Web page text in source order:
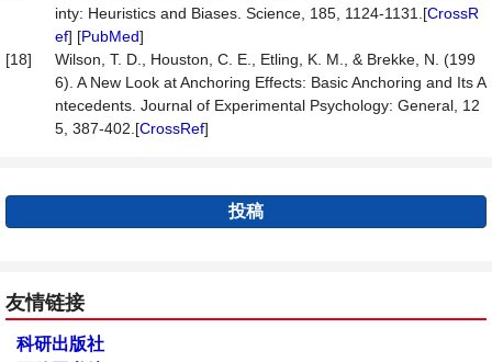
inty: Heuristics and Biases. Science, 185, 1124-1131.[CrossR
ef] [PubMed]
[18]
Wilson, T. D., Houston, C. E., Etling, K. M., & Brekke, N. (199
6). A New Look at Anchoring Effects: Basic Anchoring and Its A
ntecedents. Journal of Experimental Psychology: General, 12
5, 387-402.[CrossRef]
投稿
友情链接
科研出版社